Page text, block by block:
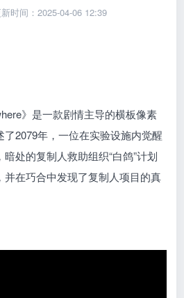
时间：2025-04-06 12:39
》是一款剧情主导的横板像素
2079年，一位在实验设施内觉醒
处的复制人救助组织“白鸽”计划
在巧合中发现了复制人项目的真